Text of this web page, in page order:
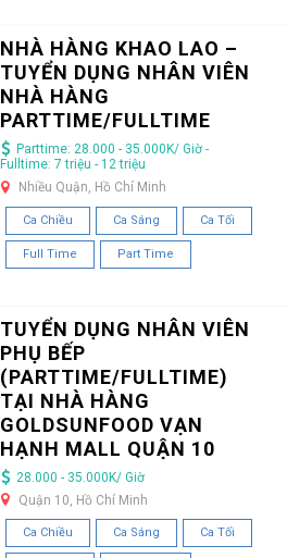
NHÀ HÀNG KHAO LAO –
TUYỂN DỤNG NHÂN VIÊN
NHÀ HÀNG
PARTTIME/FULLTIME
Parttime: 28.000 - 35.000K/ Giờ -
Fulltime: 7 triệu - 12 triệu
Nhiều Quận, Hồ Chí Minh
Ca Chiều Ca Sáng Ca Tối
Full Time Part Time
TUYỂN DỤNG NHÂN VIÊN
PHỤ BẾP
(PARTTIME/FULLTIME)
TẠI NHÀ HÀNG
GOLDSUNFOOD VẠN
HẠNH MALL QUẬN 10
28.000 - 35.000K/ Giờ
Quận 10, Hồ Chí Minh
Ca Chiều Ca Sáng Ca Tối